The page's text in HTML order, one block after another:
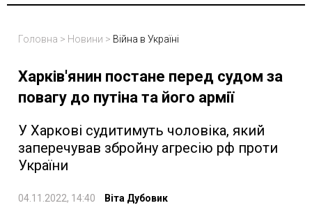
Головна > Новини > Війна в Україні
Харків'янин постане перед судом за
повагу до путіна та його армії
У Харкові судитимуть чоловіка, який
заперечував збройну агресію рф проти
України
04.11.2022, 14:40 Віта Дубовик